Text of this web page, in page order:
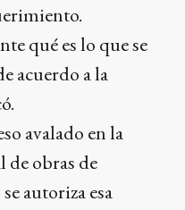
qué es lo que se
acuerdo a la
avalado en la
obras de
autoriza esa